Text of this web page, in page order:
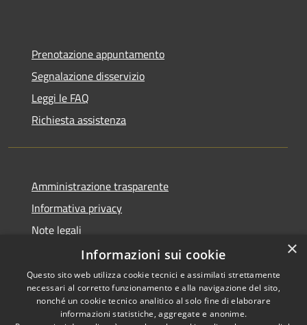
Prenotazione appuntamento
Segnalazione disservizio
Leggi le FAQ
Richiesta assistenza
Amministrazione trasparente
Informativa privacy
Note legali
Dichiarazione di accessibilità
RSS Copyright © 2026 • Comune di
×
Informazioni sui cookie
Questo sito web utilizza cookie tecnici e assimilati strettamente
necessari al corretto funzionamento e alla navigazione del sito,
nonché un cookie tecnico analitico al solo fine di elaborare
informazioni statistiche, aggregate e anonime.